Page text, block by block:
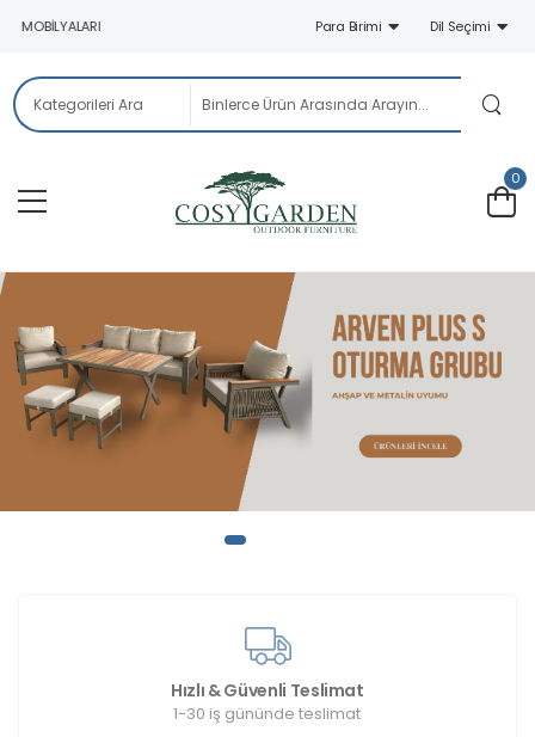
Para Birimi Dil Seçimi
0
Hızlı & Güvenli Teslimat
1-30 iş gününde teslimat